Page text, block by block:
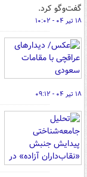
گفت‌وگو کرد.
۱۸ تیر ۰۴ - ۱۰:۰۲
۱۸ تیر ۰۴ - ۰۹:۱۲